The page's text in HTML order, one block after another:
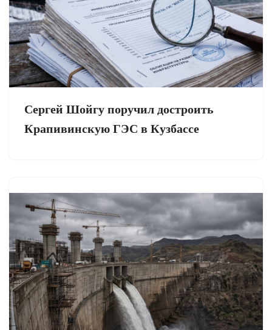
Сергей Шойгу поручил достроить
Крапивинскую ГЭС в Кузбассе